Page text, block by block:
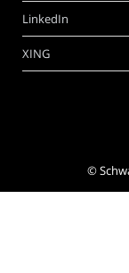
LinkedIn
XING
©